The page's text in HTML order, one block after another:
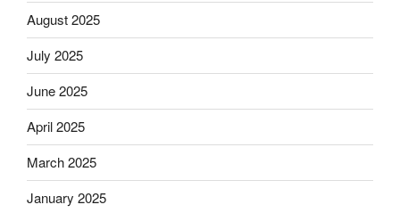
August 2025
July 2025
June 2025
April 2025
March 2025
January 2025